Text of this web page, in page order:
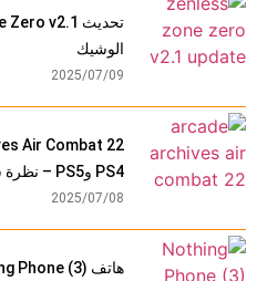
الوشيك
2025/07/09
PS4 وPS5 – نظرة شاملة
2025/07/08